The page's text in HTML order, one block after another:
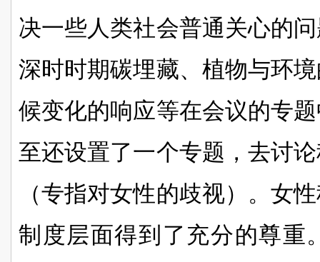
决一些人类社会普通关心的
深时时期碳埋藏、植物与环
候变化的响应等在会议的专
至还设置了一个专题，去讨
（专指对女性的歧视）。女
制度层面得到了充分的尊重